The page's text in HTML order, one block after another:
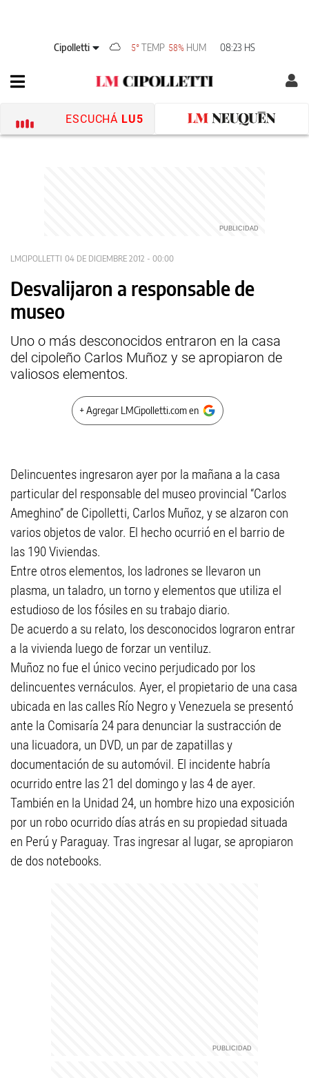
Cipolletti 5°TEMP 58% HUM 08:23 HS
ESCUCHÁ LU5
LMCIPOLLETTI 04 DE DICIEMBRE 2012 - 00:00
Desvalijaron a responsable de
museo
Uno o más desconocidos entraron en la casa
del cipoleño Carlos Muñoz y se apropiaron de
valiosos elementos.
+ Agregar LMCipolletti.com en
Delincuentes ingresaron ayer por la mañana a la casa
particular del responsable del museo provincial “Carlos
Ameghino” de Cipolletti, Carlos Muñoz, y se alzaron con
varios objetos de valor. El hecho ocurrió en el barrio de
las 190 Viviendas.
Entre otros elementos, los ladrones se llevaron un
plasma, un taladro, un torno y elementos que utiliza el
estudioso de los fósiles en su trabajo diario.
De acuerdo a su relato, los desconocidos lograron entrar
a la vivienda luego de forzar un ventiluz.
Muñoz no fue el único vecino perjudicado por los
delincuentes vernáculos. Ayer, el propietario de una casa
ubicada en las calles Río Negro y Venezuela se presentó
ante la Comisaría 24 para denunciar la sustracción de
una licuadora, un DVD, un par de zapatillas y
documentación de su automóvil. El incidente habría
ocurrido entre las 21 del domingo y las 4 de ayer.
También en la Unidad 24, un hombre hizo una exposición
por un robo ocurrido días atrás en su propiedad situada
en Perú y Paraguay. Tras ingresar al lugar, se apropiaron
de dos notebooks.